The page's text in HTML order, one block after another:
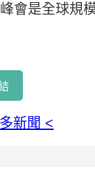
會是全球規
新聞 <